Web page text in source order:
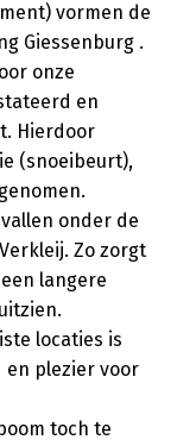
vormen de
Giessenburg .
onze
en
Hierdoor
(snoeibeurt),
onder de
Zo zorgt
langere
locaties is
en plezier voor
toch te